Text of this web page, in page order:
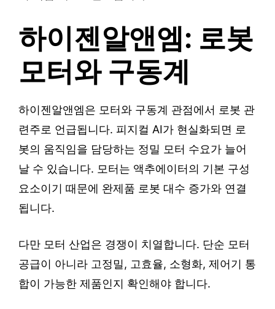
하이젠알앤엠: 로봇
모터와 구동계
하이젠알앤엠은 모터와 구동계 관점에서 로봇 관
련주로 언급됩니다. 피지컬 AI가 현실화되면 로
봇의 움직임을 담당하는 정밀 모터 수요가 늘어
날 수 있습니다. 모터는 액추에이터의 기본 구성
요소이기 때문에 완제품 로봇 대수 증가와 연결
됩니다.
다만 모터 산업은 경쟁이 치열합니다. 단순 모터
공급이 아니라 고정밀, 고효율, 소형화, 제어기 통
합이 가능한 제품인지 확인해야 합니다.